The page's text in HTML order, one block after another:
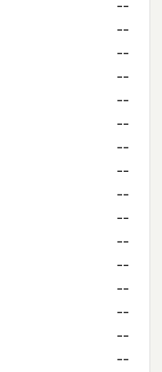
--
--
--
--
--
--
--
--
--
--
--
--
--
--
--
--